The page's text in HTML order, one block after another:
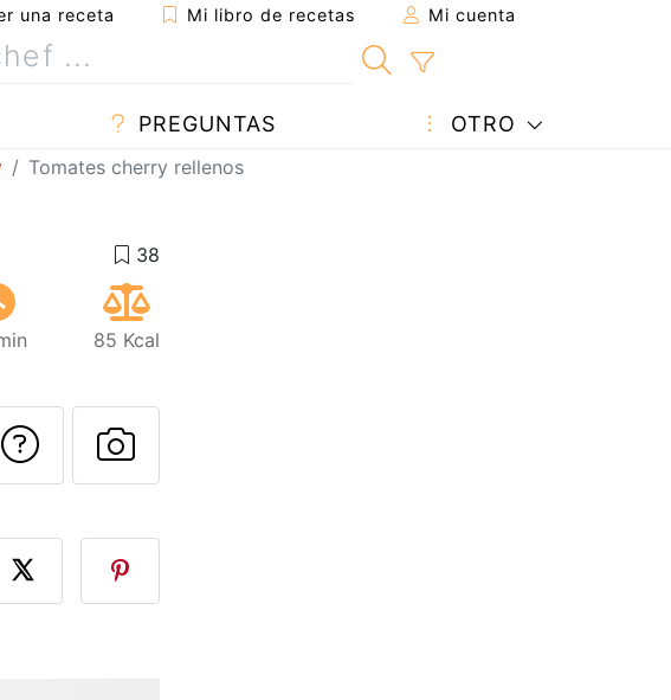
una receta Mi libro de recetas Mi cuenta
PREGUNTAS OTRO
Tomates cherry rellenos
85 Kcal
receta a un amigo
esta página
Preguntar al autor
Publicar la foto de esta receta